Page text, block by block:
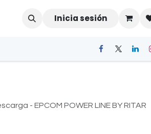
Inicia sesión
- EPCOM POWER LINE BY RITAR